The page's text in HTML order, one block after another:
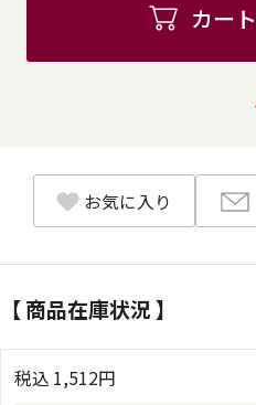
カー
お気に入り
【 商品在庫状況 】
税込 1,512円